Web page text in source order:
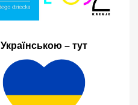
Українською – тут